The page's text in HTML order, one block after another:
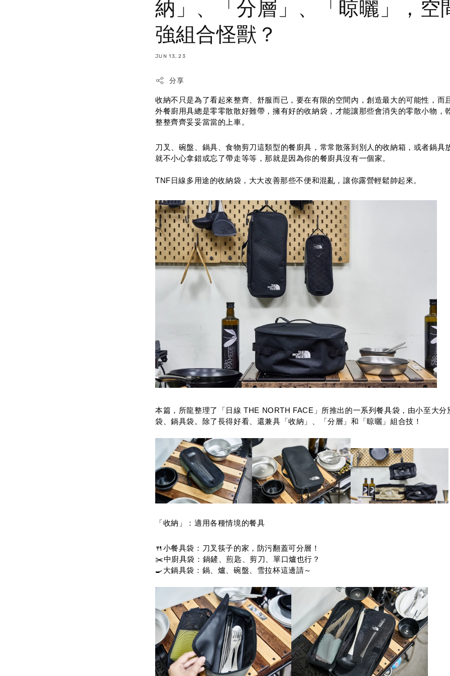
納」、「分層」、「晾曬」，空
強組合怪獸？
JUN 13, 23
分享
收納不只是為了看起來整齊、舒服而已，要在有限的空間內，創造最大的可能性，而
外餐廚用具總是零零散散好難帶，擁有好的收納袋，才能讓那些會消失的零散小物，
整整齊齊妥妥當當的上車。
刀叉、碗盤、鍋具、食物剪刀這類型的餐廚具，常常散落到別人的收納箱，或者鍋具
就不小心拿錯或忘了帶走等等，那就是因為你的餐廚具沒有一個家。
TNF日線多用途的收納袋，大大改善那些不便和混亂，讓你露營輕鬆帥起來。
本篇，所龍整理了「日線 THE NORTH FACE」所推出的一系列餐具袋，由小至大分
袋、鍋具袋。除了長得好看、還兼具「收納」、「分層」和「晾曬」組合技！
「收納」：適用各種情境的餐具
🍴小餐具袋：刀叉筷子的家，防污翻蓋可分層！
✂️中廚具袋：鍋鏟、煎匙、剪刀、單口爐也行？
🍳大鍋具袋：鍋、爐、碗盤、雪拉杯這邊請～